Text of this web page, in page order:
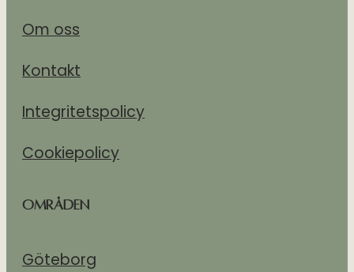
Om oss
Kontakt
Integritetspolicy
Cookiepolicy
Områden
Göteborg